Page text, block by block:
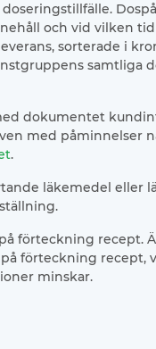
och vid vilken
sorterade i
samtliga
dokumentet
med påminnelser
.
läkemedel eller
förteckning recept.
förteckning recept,
minskar.